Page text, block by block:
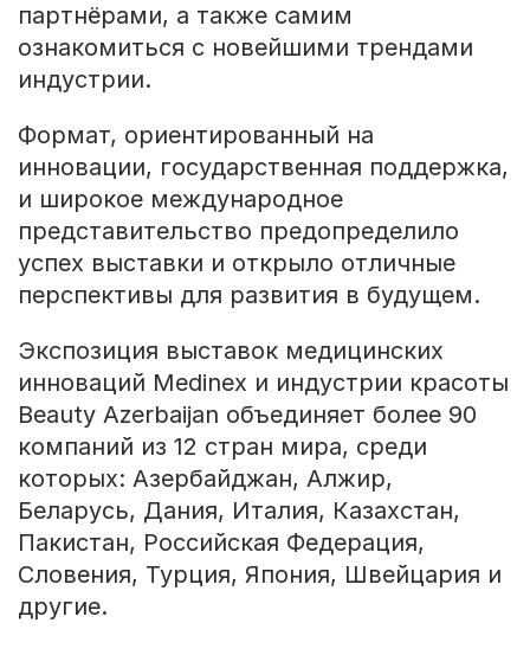
партнёрами, а также самим
ознакомиться с новейшими трендами
индустрии.
Формат, ориентированный на
инновации, государственная поддержка,
и широкое международное
представительство предопределило
успех выставки и открыло отличные
перспективы для развития в будущем.
Экспозиция выставок медицинских
инноваций Medinex и индустрии красоты
Beauty Azerbaijan объединяет более 90
компаний из 12 стран мира, среди
которых: Азербайджан, Алжир,
Беларусь, Дания, Италия, Казахстан,
Пакистан, Российская Федерация,
Словения, Турция, Япония, Швейцария и
другие.